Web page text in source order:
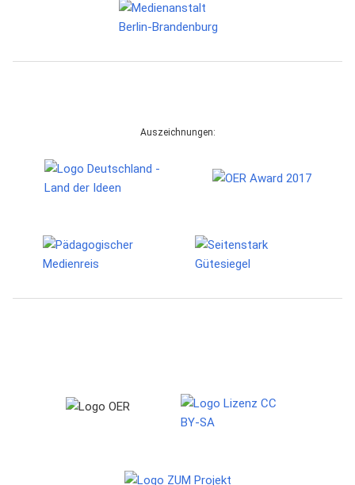
Auszeichnungen: